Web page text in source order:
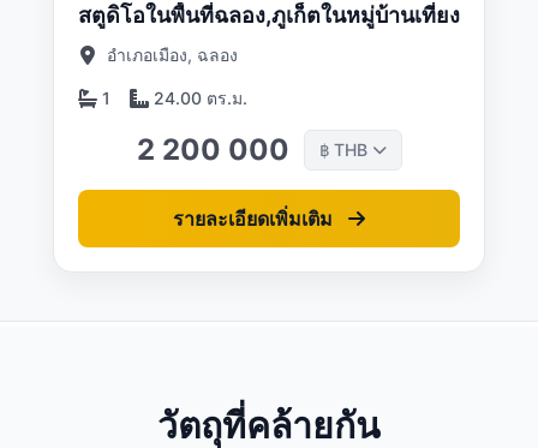
สตูดิโอในพื้นที่ฉลอง,ภูเก็ตในหมู่บ้านเที่ยง
อำเภอเมือง, ฉลอง
1 24.00 ตร.ม.
2 200 000 ฿ THB
รายละเอียดเพิ่มเติม
วัตถุที่คล้ายกัน